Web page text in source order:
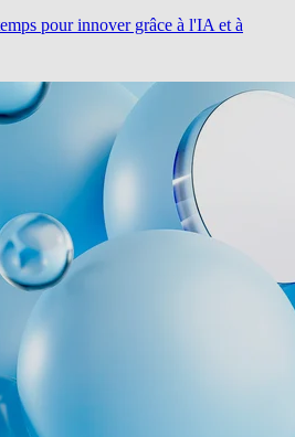
pour innover grâce à l'IA et à